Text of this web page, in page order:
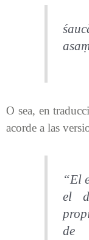
O sea, en
acorde a las
“El
el
de